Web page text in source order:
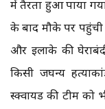
में तैरता हुआ पाया
के बाद मौके पर पहुंची
और इलाके की
किसी जघन्य
स्क्वायड की टीम को